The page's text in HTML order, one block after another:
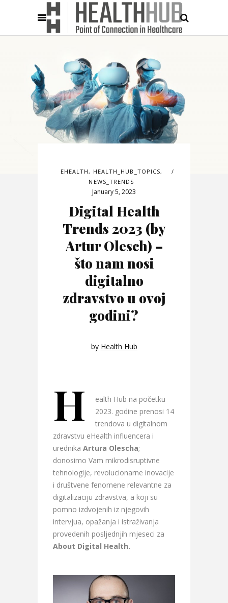
EHEALTH, HEALTH_HUB_TOPICS,
NEWS_TRENDS
January 5, 2023
Digital Health
Trends 2023 (by
Artur Olesch) –
što nam nosi
digitalno
zdravstvo u ovoj
godini?
by Health Hub
H
ealth Hub na početku
2023. godine prenosi 14
trendova u digitalnom
zdravstvu eHealth influencera i
urednika Artura Olescha;
donosimo Vam mikrodisruptivne
tehnologije, revolucionarne inovacije
i društvene fenomene relevantne za
digitalizaciju zdravstva, a koji su
pomno izdvojenih iz njegovih
intervjua, opažanja i istraživanja
provedenih posljednjih mjeseci za
About Digital Health.